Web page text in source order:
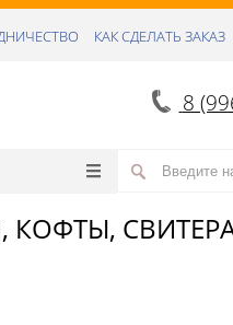
КАК СДЕЛАТЬ ЗАКАЗ
8
КОФТЫ,